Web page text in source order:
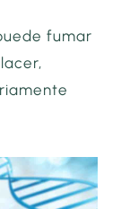
fumar